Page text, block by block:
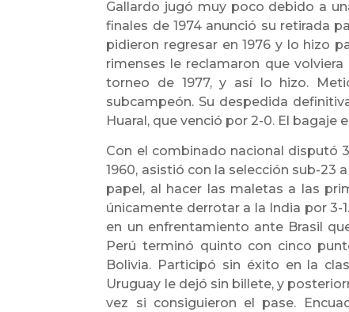
Gallardo jugó muy poco debido a
finales de 1974 anunció su retirada
pidieron regresar en 1976 y lo hizo
rimenses le reclamaron que
torneo de 1977, y así lo hizo.
subcampeón. Su despedida
Huaral, que venció por 2-0. El
Con el combinado nacional disputó
1960, asistió con la selección sub-23
papel, al hacer las maletas a las
únicamente derrotar a la India por 3-
en un enfrentamiento ante Brasil
Perú terminó quinto con cinco
Bolivia. Participó sin éxito en la
Uruguay le dejó sin billete, y
vez si consiguieron el pase.